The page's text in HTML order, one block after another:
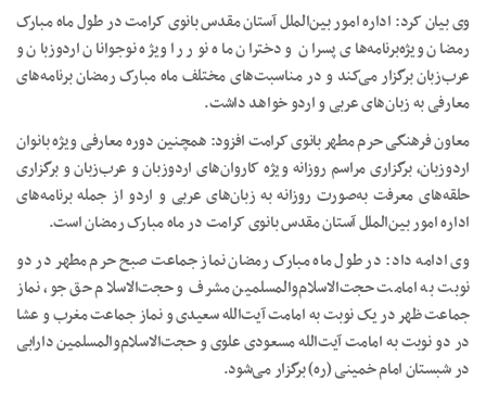
وی بیان کرد: اداره امور بین‌الملل آستان مقدس بانوی کرامت در طول ماه مبارک
رمضان ویژه‌برنامه‌های پسران و دختران ماه نور را ویژه نوجوانان اردوزبان و
عرب‌زبان برگزار می‌کند و در مناسبت‌های مختلف ماه مبارک رمضان برنامه‌های
معارفی به زبان‌های عربی و اردو خواهد داشت.
معاون فرهنگی حرم مطهر بانوی کرامت افزود: همچنین دوره معارفی ویژه بانوان
اردوزبان، برگزاری مراسم روزانه ویژه کاروان‌های اردوزبان و عرب‌زبان و برگزاری
حلقه‌های معرفت به‌صورت روزانه به زبان‌های عربی و اردو از جمله برنامه‌های
اداره امور بین‌الملل آستان مقدس بانوی کرامت در ماه مبارک رمضان است.
وی ادامه داد: در طول ماه مبارک رمضان نماز جماعت صبح حرم مطهر در دو
نوبت به امامت حجت‌الاسلام‌والمسلمین مشرف و حجت‌الاسلام حق جو، نماز
جماعت ظهر در یک نوبت به امامت آیت‌الله سعیدی و نماز جماعت مغرب و عشا
در دو نوبت به امامت آیت‌الله مسعودی علوی و حجت‌الاسلام‌والمسلمین دارابی
در شبستان امام خمینی (ره) برگزار می‌شود.